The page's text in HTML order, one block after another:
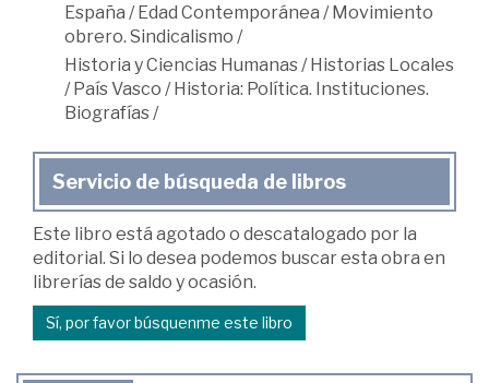
España /Edad Contemporánea /Movimiento
obrero. Sindicalismo /
Historia y Ciencias Humanas /Historias Locales
/País Vasco /Historia: Política. Instituciones.
Biografías /
Servicio de búsqueda de libros
Este libro está agotado o descatalogado por la
editorial. Si lo desea podemos buscar esta obra en
librerías de saldo y ocasión.
Sí, por favor búsquenme este libro